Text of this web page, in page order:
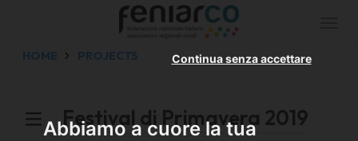
Abbiamo a cuore la tua
Continua senza accettare
HOME PROJECTS
Festival di Primavera 2019